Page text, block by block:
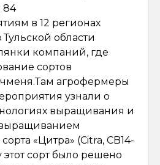
84
в 12 регионах
области
компаний, где
сортов
агрофермеры
узнали о
выращивания и
«Цитра» (Citra, CB14-
этот сорт было решено